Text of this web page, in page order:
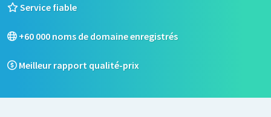
Service fiable
+60 000 noms de domaine enregistrés
Meilleur rapport qualité-prix